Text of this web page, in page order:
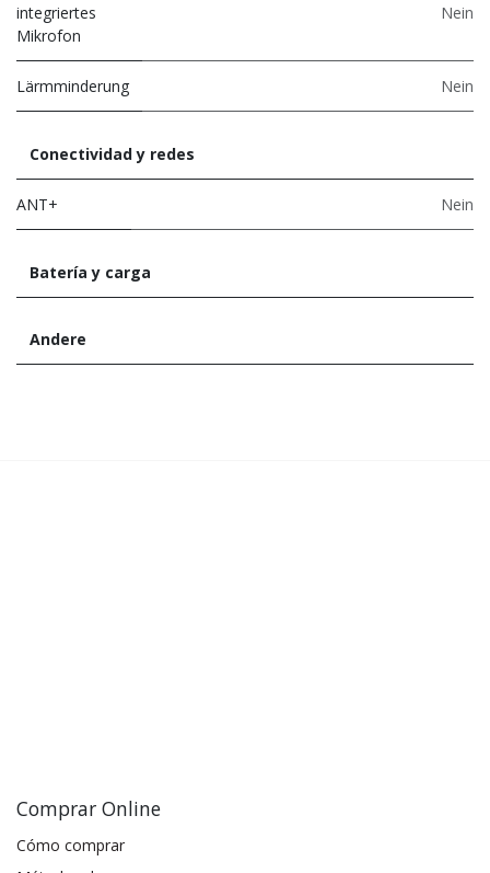
integriertes
Mikrofon
Nein
Lärmminderung Nein
Conectividad y redes
ANT+ Nein
Batería y carga
Andere
Comprar Online
Cómo comprar